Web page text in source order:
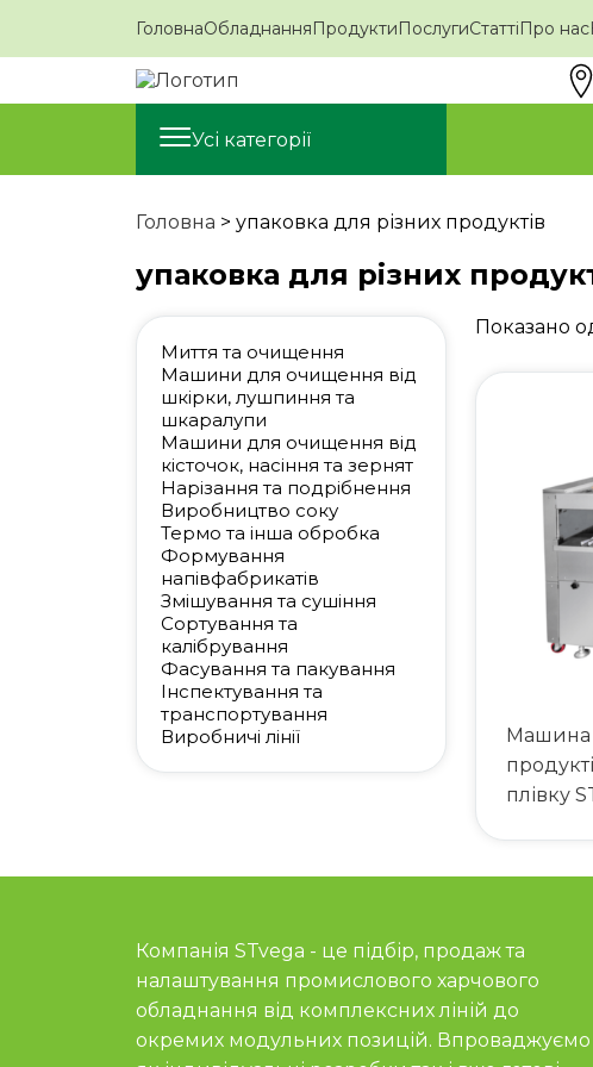
ГоловнаОбладнанняПродуктиПослугиСтаттіПро нас
Усі категорії
Головна > упаковка для різних продуктів
упаковка для різних
Показано
Машина
плівку
Миття та очищення
Машини для очищення від
шкірки, лушпиння та
шкаралупи
Машини для очищення від
кісточок, насіння та зернят
Нарізання та подрібнення
Виробництво соку
Термо та інша обробка
Формування
напівфабрикатів
Змішування та сушіння
Сортування та
калібрування
Фасування та пакування
Інспектування та
транспортування
Виробничі лінії
Компанія STvega - це підбір, продаж та
налаштування промислового харчового
обладнання від комплексних ліній до
окремих модульних позицій. Впроваджуємо